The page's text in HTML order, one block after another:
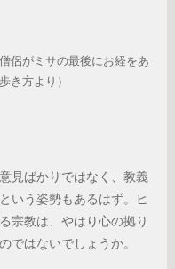
侶がミサの最後にお経をあ
き方より）
見ばかりではなく、教義
いう姿勢もあるはず。ヒ
宗教は、やはり心の拠り
ではないでしょうか。